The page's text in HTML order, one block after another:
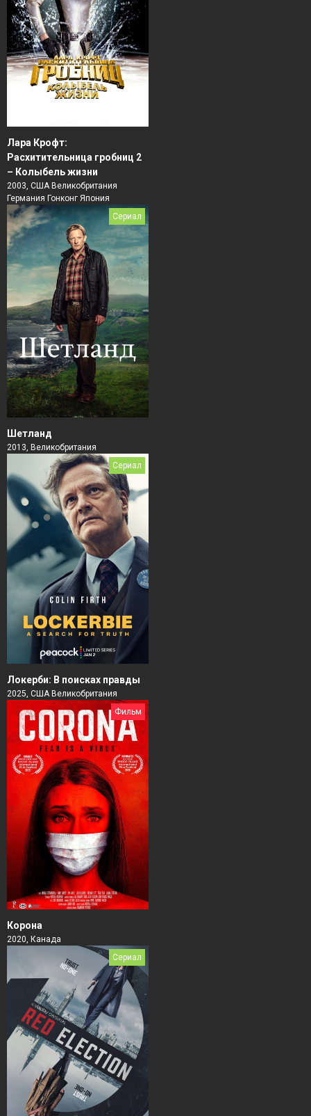
Лара Крофт:
Расхитительница гробниц 2
– Колыбель жизни
2003, США Великобритания
Германия Гонконг Япония
Сериал
Шетланд
2013, Великобритания
Сериал
Локерби: В поисках правды
2025, США Великобритания
Фильм
Корона
2020, Канада
Сериал